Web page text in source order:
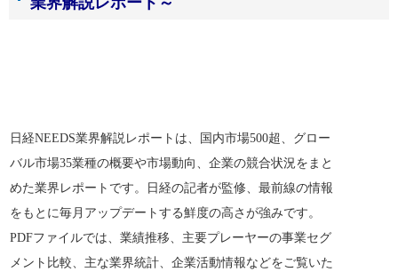
日経NEEDS業界解説レポートは、国内市場500超、グロー
バル市場35業種の概要や市場動向、企業の競合状況をまと
めた業界レポートです。日経の記者が監修、最前線の情報
をもとに毎月アップデートする鮮度の高さが強みです。
PDFファイルでは、業績推移、主要プレーヤーの事業セグ
メント比較、主な業界統計、企業活動情報などをご覧いた